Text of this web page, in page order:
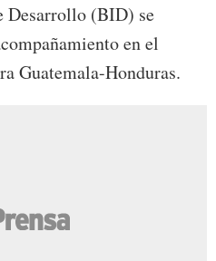
Desarrollo (BID) se
en el
Guatemala-Honduras.